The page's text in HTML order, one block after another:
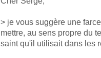
> je vous suggère une
mettre, au sens propre du
saint qu'il utilisait dans les